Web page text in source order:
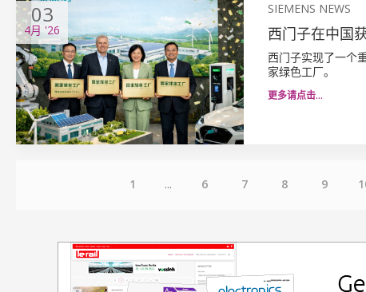
03
4月 '26
SIEMENS NEWS
西门子在中国
西门子实现了一个
家绿色工厂。
更多请点击…
1 ... 6 7 8 9